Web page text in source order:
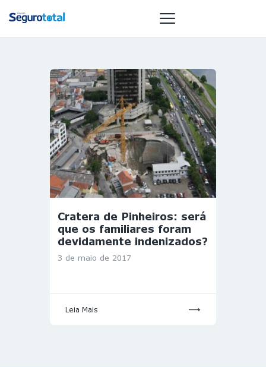
NOTÍCIAS
REVISTA
ESPECIAIS
GAIVOTA DE
OURO
ST SUMMIT
MULHERES
HOMEST
HOME
Cratera de Pinheiros: será
que os familiares foram
devidamente indenizados?
3 de maio de 2017
Leia Mais